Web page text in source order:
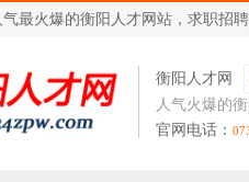
最火爆的衡阳人才网站，求职招聘
衡阳人才网
人气火爆的
官网电话：